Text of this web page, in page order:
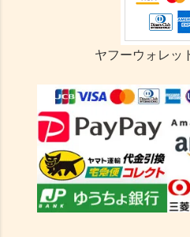
ヤフーウォレッ